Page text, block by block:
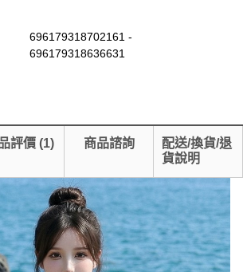
696179318702161 -
696179318636631
評價 (1) 商品諮詢
配送/換貨/退
貨說明